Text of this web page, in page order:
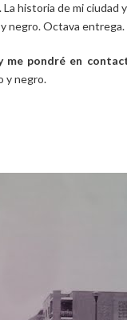
historia de mi ciudad
negro. Octava entrega.
me pondré en
y negro.